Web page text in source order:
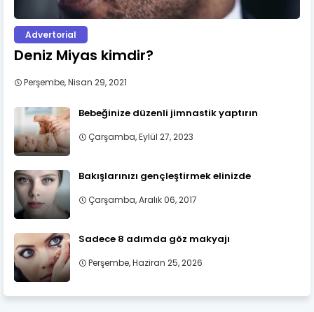
Advertorial
Deniz Miyas kimdir?
Perşembe, Nisan 29, 2021
Bebeğinize düzenli jimnastik yaptırın
Çarşamba, Eylül 27, 2023
Bakışlarınızı gençleştirmek elinizde
Çarşamba, Aralık 06, 2017
Sadece 8 adımda göz makyajı
Perşembe, Haziran 25, 2026